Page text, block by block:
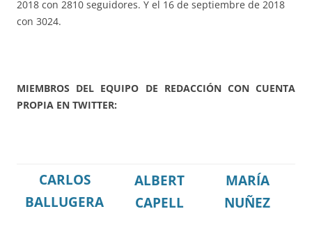
2018 con 2810 seguidores. Y el 16 de septiembre de 2018
con 3024.
MIEMBROS DEL EQUIPO DE REDACCIÓN CON CUENTA
PROPIA EN TWITTER:
CARLOS
BALLUGERA
ALBERT
CAPELL
MARÍA
NUÑEZ